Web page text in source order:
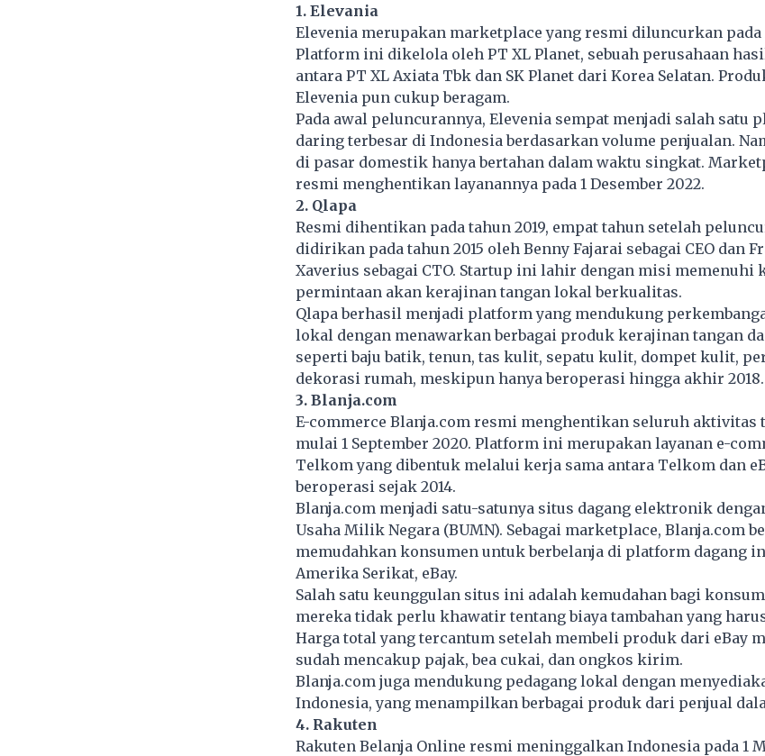
1. Elevania
Elevenia merupakan marketplace yang resmi diluncurkan pada
Platform ini dikelola oleh PT XL Planet, sebuah perusahaan
antara PT XL Axiata Tbk dan SK Planet dari Korea Selatan.
Elevenia pun cukup beragam.
Pada awal peluncurannya, Elevenia sempat menjadi salah satu
daring terbesar di Indonesia berdasarkan volume penjualan.
di pasar domestik hanya bertahan dalam waktu singkat.
resmi menghentikan layanannya pada 1 Desember 2022.
2. Qlapa
Resmi dihentikan pada tahun 2019, empat tahun setelah
didirikan pada tahun 2015 oleh Benny Fajarai sebagai CEO dan
Xaverius sebagai CTO. Startup ini lahir dengan misi memenuhi
permintaan akan kerajinan tangan lokal berkualitas.
Qlapa berhasil menjadi platform yang mendukung
lokal dengan menawarkan berbagai produk kerajinan tangan
seperti baju batik, tenun, tas kulit, sepatu kulit, dompet kulit,
dekorasi rumah, meskipun hanya beroperasi hingga akhir 2018.
3. Blanja.com
E-commerce Blanja.com resmi menghentikan seluruh aktivitas
mulai 1 September 2020. Platform ini merupakan layanan e-
Telkom yang dibentuk melalui kerja sama antara Telkom dan
beroperasi sejak 2014.
Blanja.com menjadi satu-satunya situs dagang elektronik
Usaha Milik Negara (BUMN). Sebagai marketplace, Blanja.com
memudahkan konsumen untuk berbelanja di platform dagang
Amerika Serikat, eBay.
Salah satu keunggulan situs ini adalah kemudahan bagi
mereka tidak perlu khawatir tentang biaya tambahan yang
Harga total yang tercantum setelah membeli produk dari eBay
sudah mencakup pajak, bea cukai, dan ongkos kirim.
Blanja.com juga mendukung pedagang lokal dengan
Indonesia, yang menampilkan berbagai produk dari penjual
4. Rakuten
Rakuten Belanja Online resmi meninggalkan Indonesia pada 1